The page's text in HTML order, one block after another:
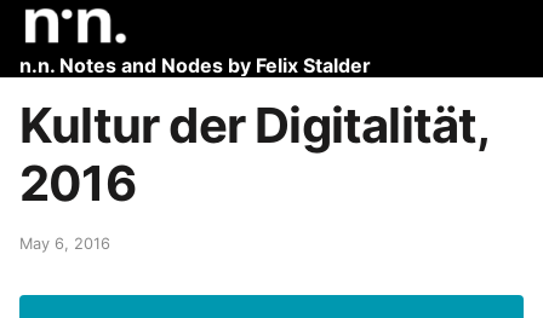
n.n. Notes and Nodes by Felix Stalder
Kultur der Digitalität,
2016
May 6, 2016